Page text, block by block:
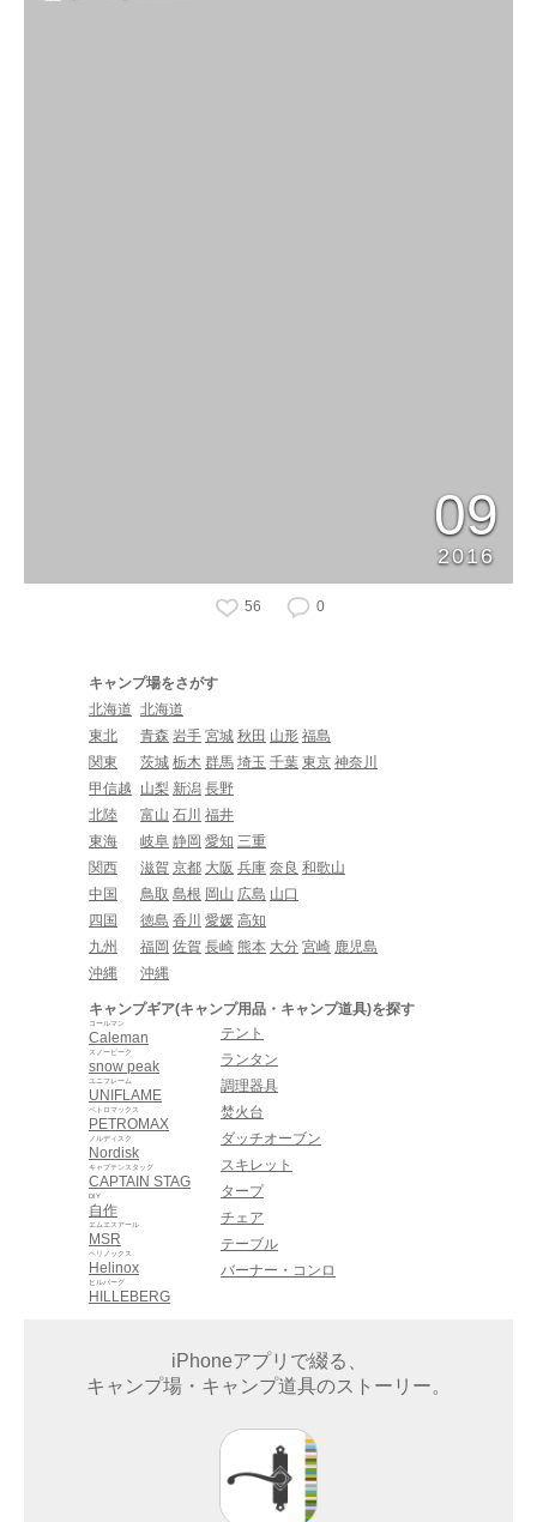
09
2016
56 0
キャンプ場をさがす
北海道 北海道
東北
青森 岩手 宮城 秋田 山形 福島
関東
茨城 栃木 群馬 埼玉 千葉 東京 神奈川
甲信越
山梨 新潟 長野
北陸
富山 石川 福井
東海
岐阜 静岡 愛知 三重
関西
滋賀 京都 大阪 兵庫 奈良 和歌山
中国
鳥取 島根 岡山 広島 山口
四国
徳島 香川 愛媛 高知
九州
福岡 佐賀 長崎 熊本 大分 宮崎 鹿児島
沖縄
沖縄
キャンプギア(キャンプ用品・キャンプ道具)を探す
Caleman
コールマン
snow peak
スノーピーク
UNIFLAME
ユニフレーム
PETROMAX
ペトロマックス
Nordisk
ノルディスク
CAPTAIN STAG
キャプテンスタッグ
自作
DIY
MSR
エムエスアール
Helinox
ヘリノックス
HILLEBERG
ヒルバーグ
テント
ランタン
調理器具
焚火台
ダッチオーブン
スキレット
タープ
チェア
テーブル
バーナー・コンロ
iPhoneアプリで綴る、
キャンプ場・キャンプ道具のストーリー。